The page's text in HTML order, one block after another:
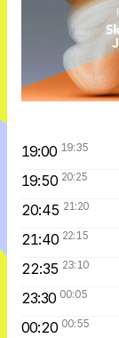
19:00 19:35
19:50 20:25
20:45 21:20
21:40 22:15
22:35 23:10
23:30 00:05
00:20 00:55